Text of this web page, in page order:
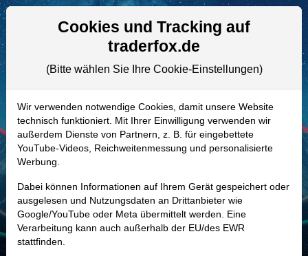
Aktien- und Artikelsuche
851137 | GATX–Gatx Aktie
Realtime-Aktienkurs:
-
-
Marktkapitalisierung 6,32 Mrd. USD
Unternehmenswert 18,05 Mrd. USD
Cookies und Tracking auf
traderfox.de
(Bitte wählen Sie Ihre Cookie-Einstellungen)
Wir verwenden notwendige Cookies, damit unsere Website
technisch funktioniert. Mit Ihrer Einwilligung verwenden wir
außerdem Dienste von Partnern, z. B. für eingebettete
YouTube-Videos, Reichweitenmessung und personalisierte
Werbung.
Dabei können Informationen auf Ihrem Gerät gespeichert oder
ausgelesen und Nutzungsdaten an Drittanbieter wie
Google/YouTube oder Meta übermittelt werden. Eine
Verarbeitung kann auch außerhalb der EU/des EWR
stattfinden.